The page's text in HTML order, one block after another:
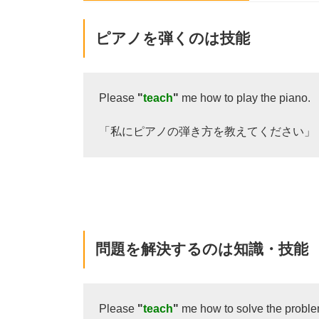
ピアノを弾くのは技能
Please "teach" me how to play the piano.
「私にピアノの弾き方を教えてください」
問題を解決するのは知識・技能
Please "teach" me how to solve the